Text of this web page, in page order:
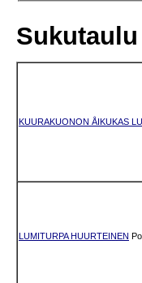
Sukutaulu
KUURAKUONON ÅIKUKAS
LUMITURPA HUURTEINEN